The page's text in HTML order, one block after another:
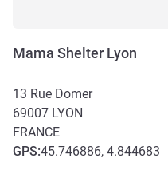
Mama Shelter Lyon
13 Rue Domer
69007 LYON
FRANCE
GPS:45.746886, 4.844683